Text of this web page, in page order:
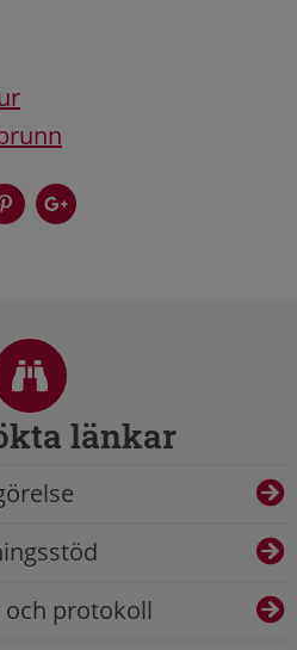
länkar
och protokoll